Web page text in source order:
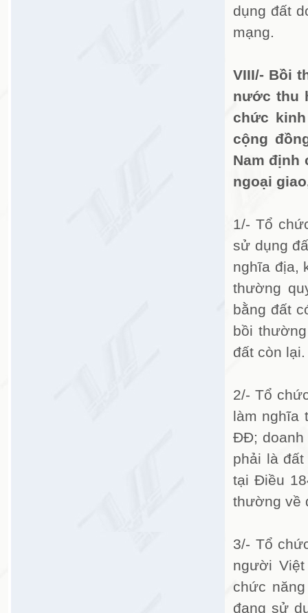
dụng đất
mạng.
VIII/- Bồi
nước thu
chức
cộng
Nam định
ngoại
1/- Tổ
sử dụng
nghĩa địa,
thường
bằng đất
bồi
đất còn lại.
2/- Tổ
làm nghĩa
ĐĐ; doanh
phải là
tại Điều
thường về
3/- Tổ
người
chức
đang sử